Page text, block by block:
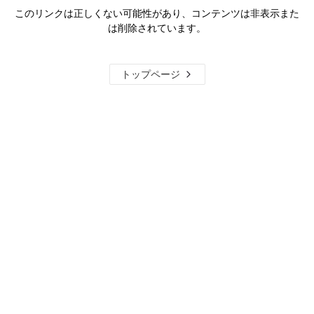
このリンクは正しくない可能性があり、コンテンツは非表示また
は削除されています。
トップページ